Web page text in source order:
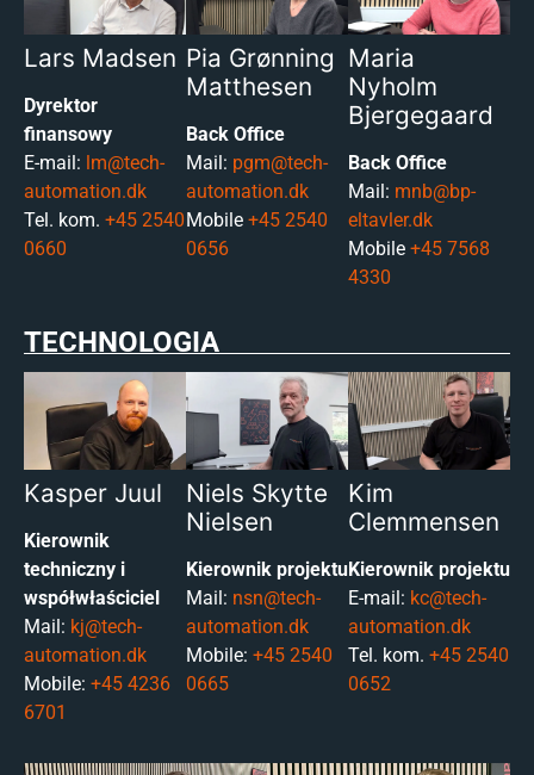
Lars Madsen
Dyrektor
finansowy
E-mail: lm@tech-
automation.dk
Tel. kom. +45 2540
0660
Pia Grønning
Matthesen
Back Office
Mail: pgm@tech-
automation.dk
Mobile +45 2540
0656
Maria
Nyholm
Bjergegaard
Back Office
Mail: mnb@bp-
eltavler.dk
Mobile +45 7568
4330
TECHNOLOGIA
Kasper Juul
Kierownik
techniczny i
współwłaściciel
Mail: kj@tech-
automation.dk
Mobile: +45 4236
6701
Niels Skytte
Nielsen
Kierownik projektu
Mail: nsn@tech-
automation.dk
Mobile: +45 2540
0665
Kim
Clemmensen
Kierownik projektu
E-mail: kc@tech-
automation.dk
Tel. kom. +45 2540
0652